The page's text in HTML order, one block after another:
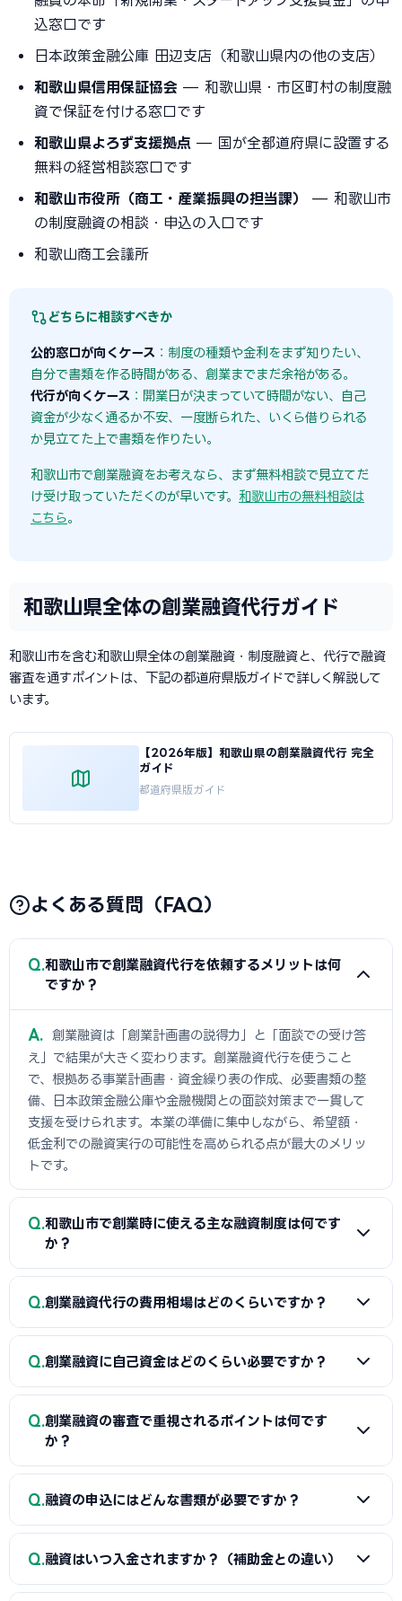
込窓口です
日本政策金融公庫 田辺支店（和歌山県内の他の支店）
和歌山県信用保証協会 — 和歌山県・市区町村の制度融
資で保証を付ける窓口です
和歌山県よろず支援拠点 — 国が全都道府県に設置する
無料の経営相談窓口です
和歌山市役所（商工・産業振興の担当課）
— 和歌山市
の制度融資の相談・申込の入口です
和歌山商工会議所
どちらに相談すべきか
公的窓口が向くケース ：制度の種類や金利をまず知りたい、
自分で書類を作る時間がある、創業までまだ余裕がある。
代行が向くケース ：開業日が決まっていて時間がない、自己
資金が少なく通るか不安、一度断られた、いくら借りられる
か見立てた上で書類を作りたい。
和歌山市で創業融資をお考えなら、まず無料相談で見立てだ
け受け取っていただくのが早いです。 和歌山市の無料相談は
こちら。
和歌山県全体の創業融資代行ガイド
和歌山市を含む和歌山県全体の創業融資・制度融資と、代行で融資
審査を通すポイントは、下記の都道府県版ガイドで詳しく解説して
います。
【2026年版】和歌山県の創業融資代行 完全
ガイド
都道府県版ガイド
よくある質問（FAQ）
Q 和歌山市で創業融資代行を依頼するメリットは何
ですか？
A
創業融資は「創業計画書の説得力」と「面談での受け答
え」で結果が大きく変わります。創業融資代行を使うこと
で、根拠ある事業計画書・資金繰り表の作成、必要書類の整
備、日本政策金融公庫や金融機関との面談対策まで一貫して
支援を受けられます。本業の準備に集中しながら、希望額・
低金利での融資実行の可能性を高められる点が最大のメリッ
トです。
Q 和歌山市で創業時に使える主な融資制度は何です
か？
A
日本政策金融公庫の「新規開業資金」、信用保証協会の
推薦の「マル経融資」などが中心です。実績の浅い創業期で
も、原則無担保・無保証人で利用できる制度が複数ありま
Q 創業融資代行の費用相場はどのくらいですか？
A
一般的に「着手金（無料〜数万円）＋成功報酬（融資実
所もあります。融資額や難易度で異なるため、契約前に見積
もりと報酬条件を必ず確認しましょう。当サイトでは和歌山
市に対応した実績豊富な専門家を無料でご紹介しています。
Q 創業融資に自己資金はどのくらい必要ですか？
A
制度上の自己資金要件は緩和傾向にありますが、実務で
は希望融資額の1〜3割程度の自己資金があると審査で有利と
歴」です。通帳で計画的な資金準備を示せると評価が高まり
ます。一時的な借入による見せ金は逆効果なので避けましょ
Q 創業融資の審査で重視されるポイントは何です
か？
A
①自己資金の額と出所、②事業の経験・スキル、③創業
和歌山市の市場環境や自身の強みを踏まえた、堅実かつ実現
可能な計画ほど高く評価されます。創業融資代行はこの作り
Q 融資の申込にはどんな書類が必要ですか？
A
一般的に、創業計画書、資金繰り表、見積書、自己資金
決算書などが必要です。創業融資代行はこれらの書類作成・
Q 融資はいつ入金されますか？（補助金との違い）